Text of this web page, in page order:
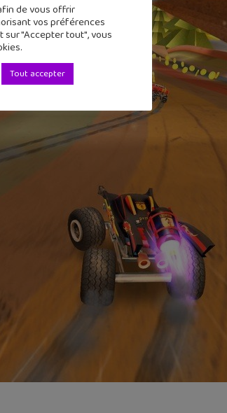
de vous offrir
vos préférences
sur "Accepter tout", vous
Tout accepter